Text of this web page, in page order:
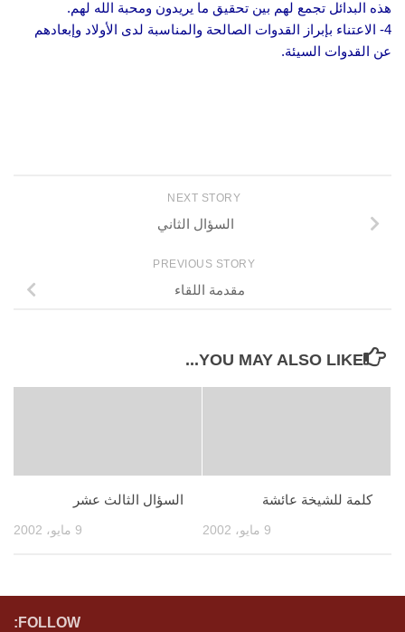
هذه البدائل تجمع لهم بين تحقيق ما يريدون ومحبة الله لهم.
4- الاعتناء بإبراز القدوات الصالحة والمناسبة لدى الأولاد وإبعادهم
عن القدوات السيئة.
NEXT STORY
السؤال الثاني
PREVIOUS STORY
مقدمة اللقاء
YOU MAY ALSO LIKE...
السؤال الثالث عشر
9 مايو، 2002
كلمة للشيخة عائشة
9 مايو، 2002
FOLLOW: